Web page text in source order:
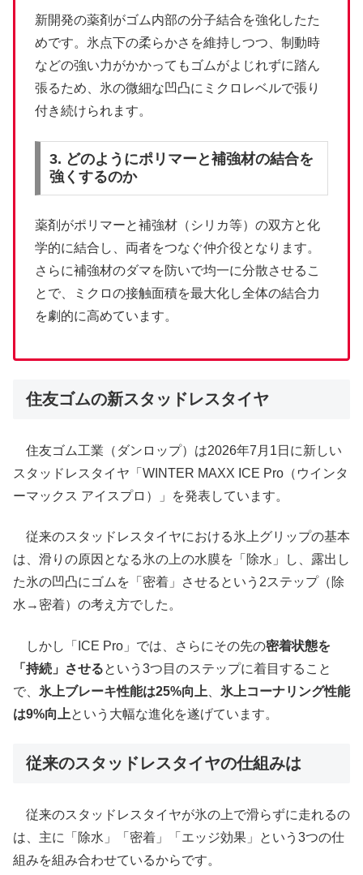
新開発の薬剤がゴム内部の分子結合を強化したた
めです。氷点下の柔らかさを維持しつつ、制動時
などの強い力がかかってもゴムがよじれずに踏ん
張るため、氷の微細な凹凸にミクロレベルで張り
付き続けられます。
3. どのようにポリマーと補強材の結合を
強くするのか
薬剤がポリマーと補強材（シリカ等）の双方と化
学的に結合し、両者をつなぐ仲介役となります。
さらに補強材のダマを防いで均一に分散させるこ
とで、ミクロの接触面積を最大化し全体の結合力
を劇的に高めています。
住友ゴムの新スタッドレスタイヤ
住友ゴム工業（ダンロップ）は2026年7月1日に新しい
スタッドレスタイヤ「WINTER MAXX ICE Pro（ウインタ
ーマックス アイスプロ）」を発表しています。
従来のスタッドレスタイヤにおける氷上グリップの基本
は、滑りの原因となる氷の上の水膜を「除水」し、露出し
た氷の凹凸にゴムを「密着」させるという2ステップ（除
水→密着）の考え方でした。
しかし「ICE Pro」では、さらにその先の密着状態を
「持続」させるという3つ目のステップに着目すること
で、 氷上ブレーキ性能は25%向上
氷上コーナリング性能
は9%向上という大幅な進化を遂げています。
従来のスタッドレスタイヤの仕組みは
従来のスタッドレスタイヤが氷の上で滑らずに走れるの
は、主に「除水」「密着」「エッジ効果」という3つの仕
組みを組み合わせているからです。